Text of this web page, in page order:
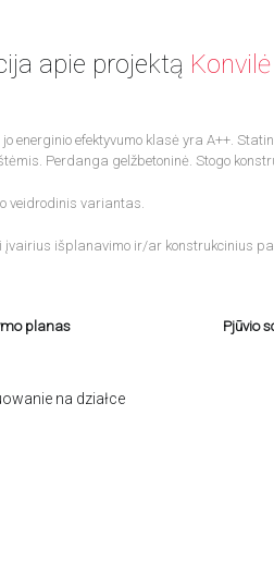
apie projektą Konvilė
energinio efektyvumo klasė yra A++.
Perdanga gelžbetoninė. Stogo
veidrodinis variantas.
įvairius išplanavimo ir/ar konstrukcinius
planas Pjūvio